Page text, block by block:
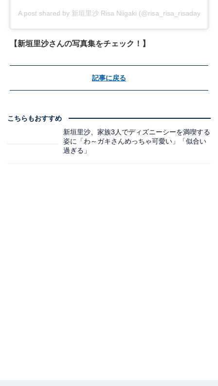
A post shared by 新垣里沙 Risa Niigaki (@risa_risa_risadayo)
【新垣里沙さんの写真集をチェック！】
記事に戻る
こちらもおすすめ
新垣里沙、家族3人でディズニーシーを満喫する
姿に「わ～ガキさんめっちゃ可愛い」「似合い
過ぎる」